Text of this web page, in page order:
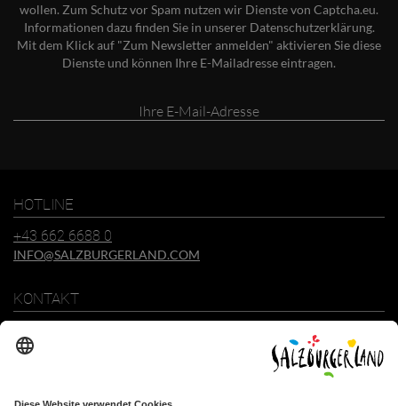
wollen. Zum Schutz vor Spam nutzen wir Dienste von Captcha.eu.
Informationen dazu finden Sie in unserer Datenschutzerklärung.
Mit dem Klick auf "Zum Newsletter anmelden" aktivieren Sie diese
Dienste und können Ihre E-Mailadresse eintragen.
HOTLINE
+43 662 6688 0
INFO@SALZBURGERLAND.COM
KONTAKT
+43 662 6688 0